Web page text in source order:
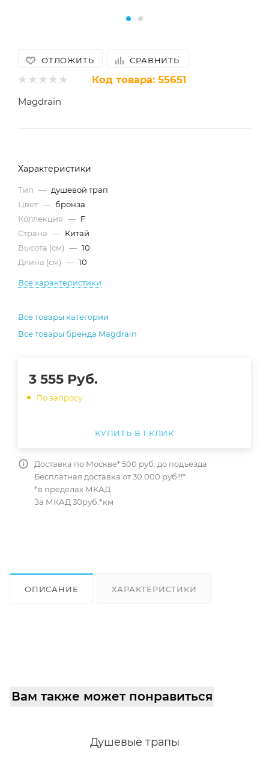
ОТЛОЖИТЬ СРАВНИТЬ
Код товара: 55651
Magdrain
Характеристики
Тип — душевой трап
Цвет — бронза
Коллекция — F
Страна — Китай
Высота (см) — 10
Длина (см) — 10
Все характеристики
Все товары категории
Все товары бренда Magdrain
3 555 Руб.
По запросу
КУПИТЬ В 1 КЛИК
Доставка по Москве* 500 руб. до подъезда
Бесплатная доставка от 30.000 руб!!!*
*в пределах МКАД
За МКАД 30руб.*км
ОПИСАНИЕ ХАРАКТЕРИСТИКИ
Вам также может понравиться
Душевые трапы